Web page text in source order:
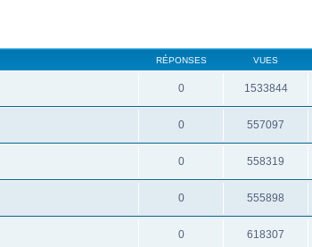
RÉPONSES VUES
0 1533844
0 557097
0 558319
0 555898
0 618307